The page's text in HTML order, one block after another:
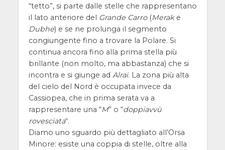
“tetto”, si parte dalle stelle che rappresentano
il lato anteriore del Grande Carro(Merake
Dubhe) e se ne prolunga il segmento
congiungente fino a trovare la Polare. Si
continua ancora fino alla prima stella più
brillante (non molto, ma abbastanza) che si
incontra e si giunge ad Alrai. La zona più alta
del cielo del Nord è occupata invece da
Cassiopea, che in prima serata va a
rappresentare una “M” o “doppiavvù
rovesciata“.
Diamo uno sguardo più dettagliato all’Orsa
Minore: esiste una coppia di stelle, oltre alla